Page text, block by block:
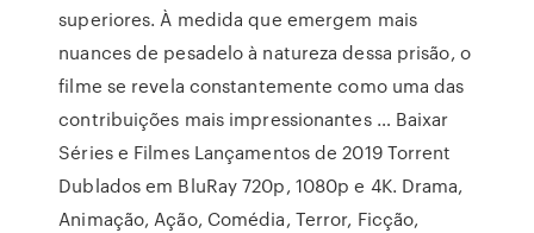
superiores. À medida que emergem mais
nuances de pesadelo à natureza dessa prisão, o
filme se revela constantemente como uma das
contribuições mais impressionantes … Baixar
Séries e Filmes Lançamentos de 2019 Torrent
Dublados em BluRay 720p, 1080p e 4K. Drama,
Animação, Ação, Comédia, Terror, Ficção,